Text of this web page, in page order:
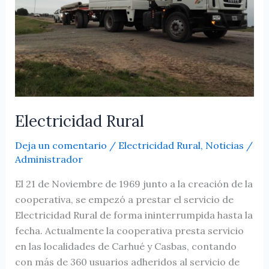
Electricidad Rural
Deja un comentario / Electricidad Rural, Noticias /
Administrador
El 21 de Noviembre de 1969 junto a la creación de la
cooperativa, se empezó a prestar el servicio de
Electricidad Rural de forma ininterrumpida hasta la
fecha. Actualmente la cooperativa presta servicio
en las localidades de Carhué y Casbas, contando
con más de 360 usuarios adheridos al servicio de